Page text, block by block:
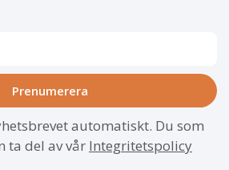
automatiskt. Du som
ta del av vår Integritetspolicy